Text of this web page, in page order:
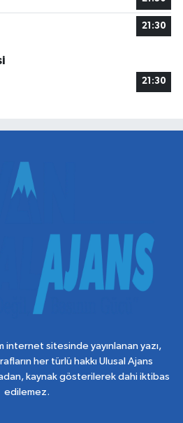
21:30
21:30
internet sitesinde yayınlanan yazı,
her türlü hakkı Ulusal Ajans
kaynak gösterilerek dahi iktibas
edilemez.